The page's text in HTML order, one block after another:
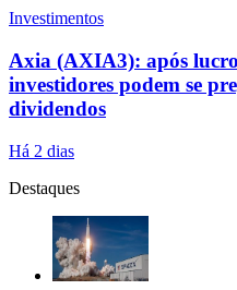
Investimentos
Axia (AXIA3): após
investidores podem se
dividendos
Há 2 dias
Destaques